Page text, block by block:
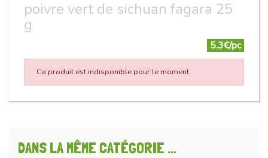
poivre vert de sichuan fagara 25
g
5.3€/pc
Ce produit est indisponible pour le moment.
DANS LA MÊME CATÉGORIE ...